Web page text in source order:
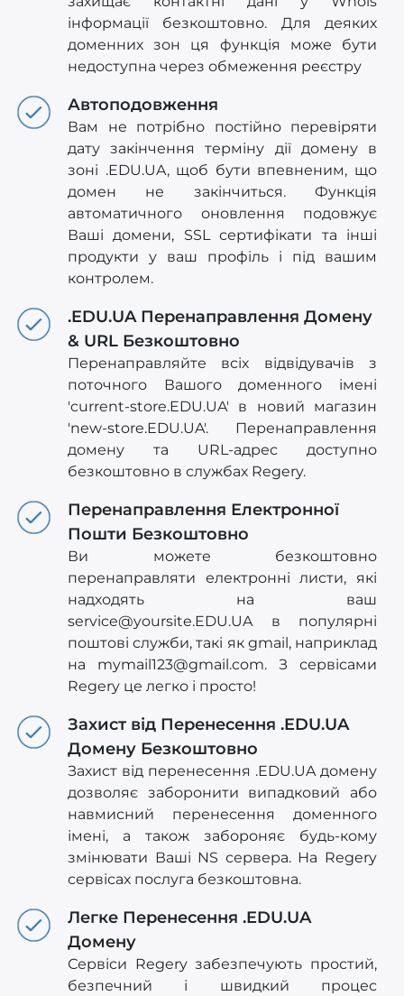
інформації безкоштовно. Для деяких
доменних зон ця функція може бути
недоступна через обмеження реєстру
Автоподовження
Вам не потрібно постійно перевіряти
дату закінчення терміну дії домену в
зоні .EDU.UA, щоб бути впевненим, що
домен не закінчиться. Функція
автоматичного оновлення подовжує
Ваші домени, SSL сертифікати та інші
продукти у ваш профіль і під вашим
контролем.
.EDU.UA Перенаправлення Домену
& URL Безкоштовно
Перенаправляйте всіх відвідувачів з
поточного Вашого доменного імені
'current-store.EDU.UA' в новий магазин
'new-store.EDU.UA'. Перенаправлення
домену та URL-адрес доступно
безкоштовно в службах Regery.
Перенаправлення Електронної
Пошти Безкоштовно
Ви можете безкоштовно
перенаправляти електронні листи, які
надходять на ваш
service@yoursite.EDU.UAв популярні
поштові служби, такі як gmail, наприклад
на mymail123@gmail.com. З сервісами
Regery це легко і просто!
Захист від Перенесення .EDU.UA
Домену Безкоштовно
Захист від перенесення .EDU.UA домену
дозволяє заборонити випадковий або
навмисний перенесення доменного
імені, а також забороняє будь-кому
змінювати Ваші NS сервера. На Regery
сервісах послуга безкоштовна.
Легке Перенесення .EDU.UA
Домену
Сервіси Regery забезпечують простий,
безпечний і швидкий процес